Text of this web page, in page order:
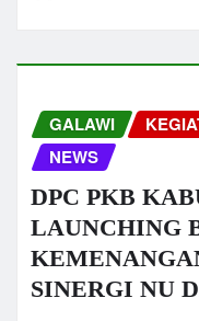
GALAWI
NEWS
DPC PKB
LAUNCHING
SINERGI NU